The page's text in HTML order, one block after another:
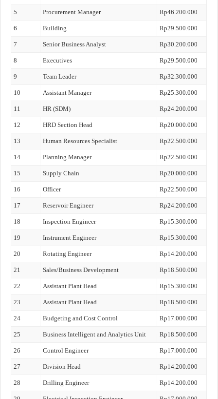
5 Procurement Manager Rp46.200.000
6 Building Rp29.500.000
7 Senior Business Analyst Rp30.200.000
8 Executives Rp29.500.000
9 Team Leader Rp32.300.000
10 Assistant Manager Rp25.300.000
11 HR (SDM) Rp24.200.000
12 HRD Section Head Rp20.000.000
13 Human Resources Specialist Rp22.500.000
14 Planning Manager Rp22.500.000
15 Supply Chain Rp20.000.000
16 Officer Rp22.500.000
17 Reservoir Engineer Rp24.200.000
18 Inspection Engineer Rp15.300.000
19 Instrument Engineer Rp15.300.000
20 Rotating Engineer Rp14.200.000
21 Sales/Business Development Rp18.500.000
22 Assistant Plant Head Rp15.300.000
23 Assistant Plant Head Rp18.500.000
24 Budgeting and Cost Control Rp17.000.000
25 Business Intelligent and Analytics Unit Rp18.500.000
26 Control Engineer Rp17.000.000
27 Division Head Rp14.200.000
28 Drilling Engineer Rp14.200.000